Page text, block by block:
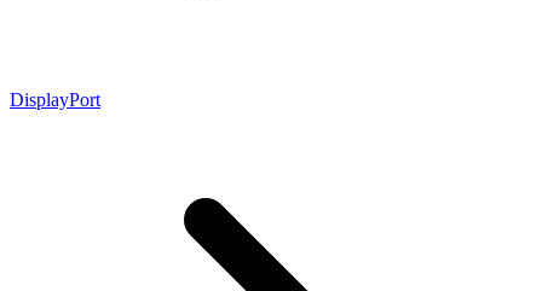
DisplayPort